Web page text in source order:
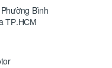
Bình
ТР.НСМ